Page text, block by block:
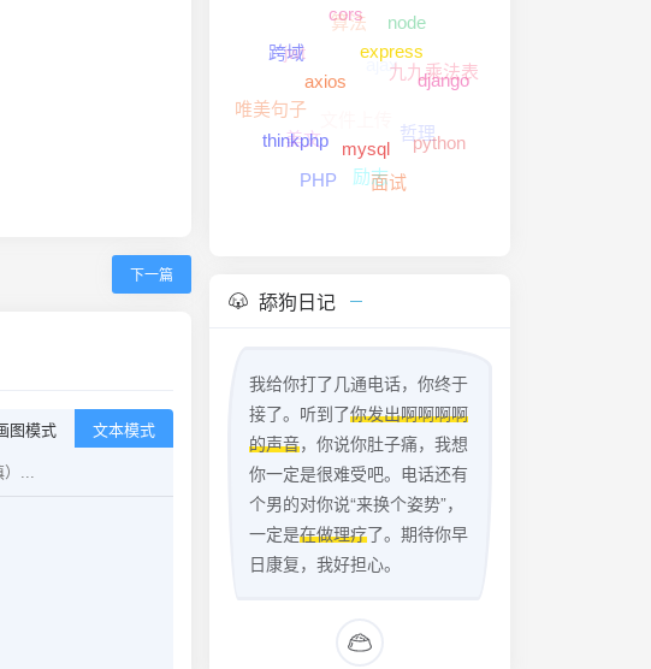
下一篇
图模式 文本模式
mysql
面试
python
django
express
thinkphp
PHP
励志
九九乘法表
node
cors
跨域
唯美句子
美文
文件上传
ajax
算法
jwt
舔狗日记
我给你打了几通电话，你终于
接了。听到了你发出啊啊啊啊
的声音，你说你肚子痛，我想
你一定是很难受吧。电话还有
个男的对你说“来换个姿势”，
一定是在做理疗了。期待你早
日康复，我好担心。